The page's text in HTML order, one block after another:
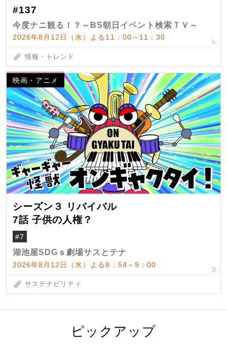
#137
今度ナニ観る！？～BS朝日イベント検索ＴＶ～
2026年8月12日（水）よる11：00～11：30
情報・トレンド
映画・アニメ
シーズン３ リバイバル
7話 子供の人権？
#7
湖池屋SDGｓ劇場サスとテナ
2026年8月12日（水）よる8：54～9：00
サステナビリティ
ピックアップ